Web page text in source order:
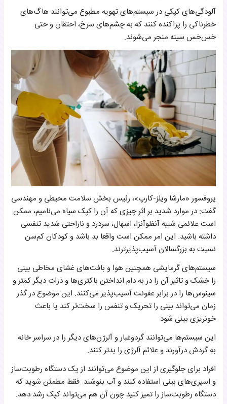
آلودگی‌های کپکی در سیستم‌های تهویه مطبوع می‌توانند هاگ‌های
خطرناکی را پراکنده کنند که به چشم‌های سرخ، احتقان و حتی
خس‌خس سینه منجر می‌شوند.
پروفسور «مارشا ویلز-کارپ»، رئیس بخش سلامت محیطی و مهندسی
گفت: در موارد شدید بر اثر چیزی که آن را کپک سیاه می‌نامیم، ممکن
است علائمی شبیه آنفلوآنزا، اسهال، سردرد و ناراحتی شدید تنفسی
داشته باشید. این امر ممکن است واقعا بد باشد و کودکان کم‌سن
نسبت به بزرگسالان آسیب‌پذیرترند.
سیستم‌های گرمایشی همچنین هوا و بافت‌های غشای مخاطی بینی
را خشک و تاثیر آن را در به‌ دام‌ انداختن باکتری‌ها و ذرات دیگر کمتر و
سینوس‌ها را در برابر عفونت آسیب‌پذیر می‌کنند. این موضوع در گذر
زمان می‌تواند بینی را تحریک و تنفس را سخت‌تر کند یا باعث
خونریزی بینی شود.
این سیستم‌ها می‌توانند گردوغبار و آلرژن‌های دیگر را در سراسر خانه
به گردش درآورند و علائم آلرژی را بدتر کنند.
افراد برای جلوگیری از این موضوع می‌توانند از یک دستگاه رطوبت‌ساز
و اسپری‌های بینی استفاده کنند و آب بنوشند. فقط مطمئن شوید که
دستگاه رطوبت‌ساز را تمیز کنید چون آن هم می‌تواند کپک رشد دهد.